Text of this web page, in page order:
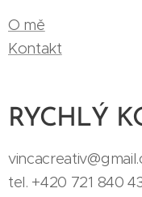
O mě
Kontakt
RYCHLÝ
tel. +420 721 840